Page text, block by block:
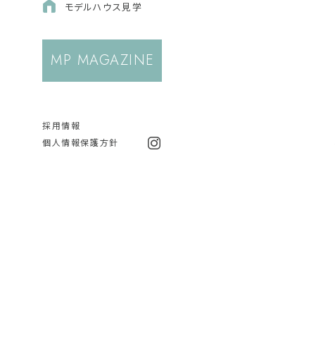
モデルハウス見学
MP MAGAZINE
採用情報
個人情報保護方針